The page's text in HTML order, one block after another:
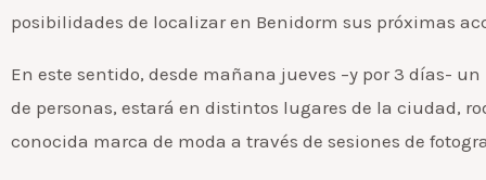
posibilidades de localizar en Benidorm sus próximas
En este sentido, desde mañana jueves –y por 3 días-
de personas, estará en distintos lugares de la ciudad,
conocida marca de moda a través de sesiones de